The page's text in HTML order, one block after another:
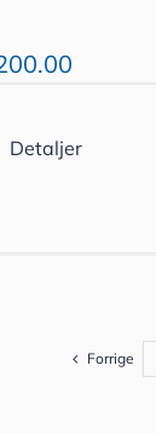
Detaljer
Forrige